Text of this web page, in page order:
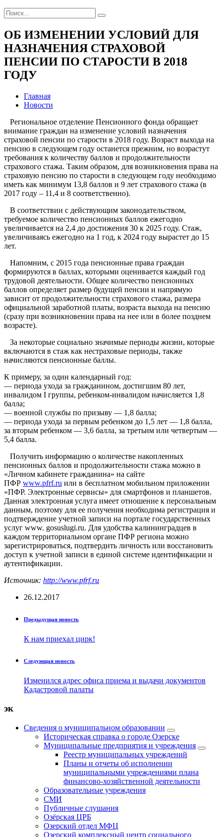
ОБ ИЗМЕНЕНИИ УСЛОВИЙ ДЛЯ
НАЗНАЧЕНИЯ СТРАХОВОЙ
ПЕНСИИ ПО СТАРОСТИ В 2018
ГОДУ
Главная
Новости
Региональное отделение Пенсионного фонда обращает
внимание граждан на изменение условий назначения
страховой пенсии по старости в 2018 году. Возраст выхода на
пенсию в следующем году останется прежним, но возрастут
требования к количеству баллов и продолжительности
страхового стажа. Таким образом, для возникновения права на
страховую пенсию по старости в следующем году необходимо
иметь как минимум 13,8 баллов и 9 лет страхового стажа (в
2017 году – 11,4 и 8 соответственно).
В соответствии с действующим законодательством,
требуемое количество пенсионных баллов ежегодно
увеличивается на 2,4 до достижения 30 к 2025 году. Стаж,
увеличиваясь ежегодно на 1 год, к 2024 году вырастет до 15
лет.
Напомним, с 2015 года пенсионные права граждан
формируются в баллах, которыми оценивается каждый год
трудовой деятельности. Общее количество пенсионных
баллов определяет размер будущей пенсии и напрямую
зависит от продолжительности страхового стажа, размера
официальной заработной платы, возраста выхода на пенсию
(сразу при возникновении права на нее или в более позднем
возрасте).
За некоторые социально значимые периоды жизни, которые
включаются в стаж как нестраховые периоды, также
начисляются пенсионные баллы.
К примеру, за один календарный год:
— периода ухода за гражданином, достигшим 80 лет,
инвалидом I группы, ребенком-инвалидом начисляется 1,8
балла;
— военной службы по призыву — 1,8 балла;
— периода ухода за первым ребенком до 1,5 лет — 1,8 балла,
за вторым ребенком — 3,6 балла, за третьим или четвертым —
5,4 балла.
Получить информацию о количестве накопленных
пенсионных баллов и продолжительности стажа можно в
«Личном кабинете гражданина» на сайте
ПФР www.pfrf.ru или в бесплатном мобильном приложении
«ПФР. Электронные сервисы» для смартфонов и планшетов.
Данная электронная услуга имеет отношение к персональным
данным, поэтому для ее получения необходима регистрация и
подтверждение учетной записи на портале государственных
услуг www. gosuslugi.ru. Для удобства калининградцев в
каждом территориальном органе ПФР региона можно
зарегистрироваться, подтвердить личность или восстановить
доступ к учетной записи в единой системе идентификации и
аутентификации.
Источник: http://www.pfrf.ru
26.12.2017
Предыдущая новость
К нам приехал цирк!
Следующая новость
Изменился адрес офиса приема и выдачи документов
Кадастровой палаты
эк
Сведения о муниципальном образовании
Историческая справка о городе Озерске
Муниципальные предприятия и учреждения
Реестр муниципальных учреждений
Планы и отчеты об исполнении
муниципальными учреждениями плана
финансово-хозяйственной деятельности
Образовательные учреждения
СМИ
Публичные слушания
Озёрская ЦРБ
Озерский отдел МФЦ
Озерский комплексный центр социального